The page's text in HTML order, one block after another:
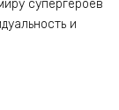
супергероев
и